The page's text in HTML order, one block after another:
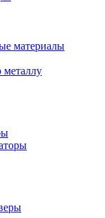
материалы